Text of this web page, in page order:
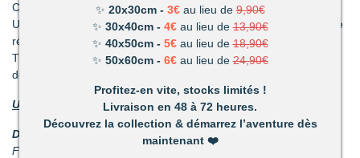
C’est ludique, amusant et les résultats en valent la peine !
Un mélange de patience et de technique qui vous permettront de
réaliser de superbes tableaux.
Très vite vous vous apercevrez combien votre réalisation vous
deviendra précieuse.
Un loisir unique offrant de nombreux avantages :
Détente et relaxation :
La vie peut parfois être stressante.
Faites disparaître les tensions en divergeant votre attention du
✨ 20x30cm - 3€au lieu de9,90€
✨ 30x40cm - 4€ au lieu de 13,90€
✨ 40x50cm - 5€ au lieu de18,90€
✨ 50x60cm - 6€ au lieu de 24,90€
Profitez-en vite, stocks limités !
Livraison en 48 à 72 heures.
Découvrez la collection & démarrez l’aventure dès
maintenant❤️